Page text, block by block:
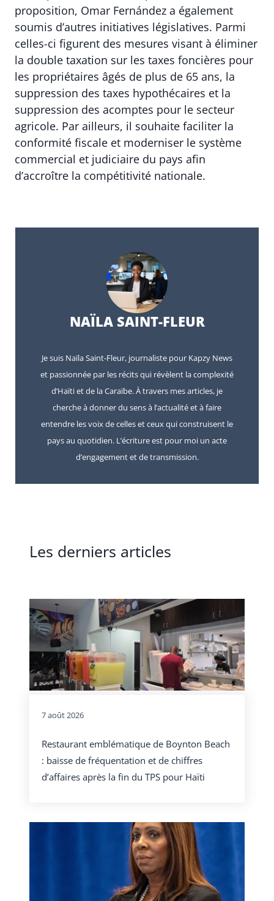
proposition, Omar Fernández a également
soumis d’autres initiatives législatives. Parmi
celles-ci figurent des mesures visant à éliminer
la double taxation sur les taxes foncières pour
les propriétaires âgés de plus de 65 ans, la
suppression des taxes hypothécaires et la
suppression des acomptes pour le secteur
agricole. Par ailleurs, il souhaite faciliter la
conformité fiscale et moderniser le système
commercial et judiciaire du pays afin
d’accroître la compétitivité nationale.
NAÏLA SAINT-FLEUR
Je suis Naïla Saint-Fleur, journaliste pour Kapzy News
et passionnée par les récits qui révèlent la complexité
d’Haïti et de la Caraïbe. À travers mes articles, je
cherche à donner du sens à l’actualité et à faire
entendre les voix de celles et ceux qui construisent le
pays au quotidien. L’écriture est pour moi un acte
d’engagement et de transmission.
Les derniers articles
7 août 2026
Restaurant emblématique de Boynton Beach
: baisse de fréquentation et de chiffres
d’affaires après la fin du TPS pour Haïti